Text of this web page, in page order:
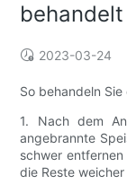
behandelt
2023-03-24
So behandeln
1. Nach dem
angebrannte
schwer entfernen
die Reste